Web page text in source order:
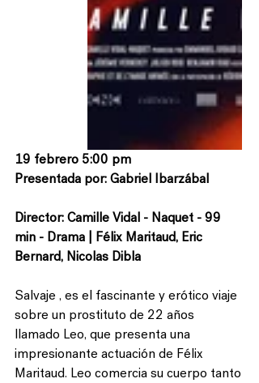
19 febrero 5:00 pm
Presentada por: Gabriel Ibarzábal
Director: Camille Vidal - Naquet - 99
min - Drama | Félix Maritaud, Eric
Bernard, Nicolas Dibla
Salvaje , es el fascinante y erótico viaje
sobre un prostituto de 22 años
llamado Leo, que presenta una
impresionante actuación de Félix
Maritaud. Leo comercia su cuerpo tanto